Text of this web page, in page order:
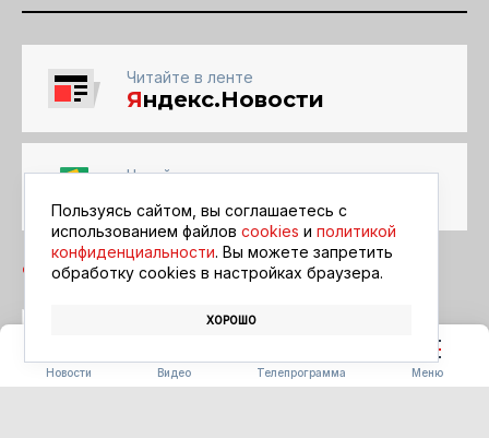
Новости Видео Телепрограмма Меню
Читайте в ленте
Яндекс.Новости
Читайте в ленте
АФИША
Пользуясь сайтом, вы соглашаетесь с
использованием файлов cookies и политикой
конфиденциальности. Вы можете запретить
обработку сookies в настройках браузера.
ХОРОШО